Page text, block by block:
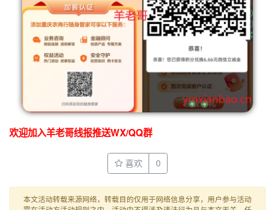
欢迎加入羊老哥线报推送WX/QQ群
喜欢 0
本文活动转载来源网络，转载目的仅用于网络信息分享，用户参与活动